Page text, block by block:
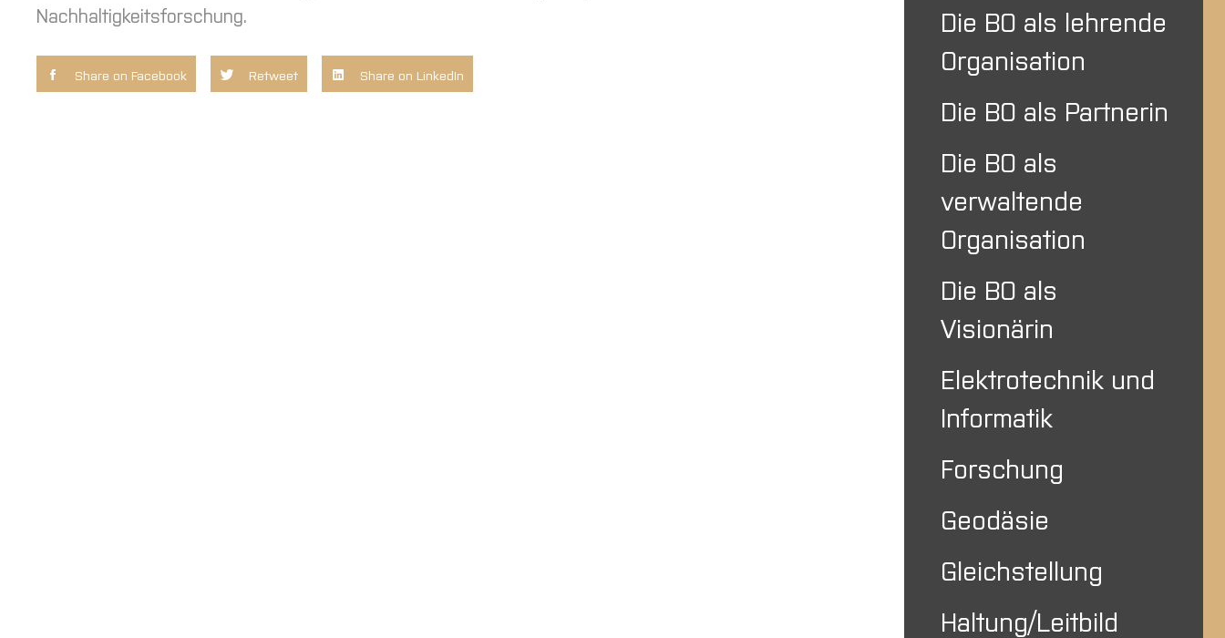
Nachhaltigkeitsforschung.
Share on Facebook Retweet Share on LinkedIn
Die BO als lehrende
Organisation
Die BO als Partnerin
Die BO als
verwaltende
Organisation
Die BO als
Visionärin
Elektrotechnik und
Informatik
Forschung
Geodäsie
Gleichstellung
Haltung/Leitbild